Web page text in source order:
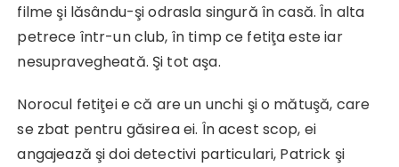
filme şi lăsându-şi odrasla singură în casă. În alta
petrece într-un club, în timp ce fetiţa este iar
nesupravegheată. Şi tot aşa.
Norocul fetiţei e că are un unchi şi o mătuşă, care
se zbat pentru găsirea ei. În acest scop, ei
angajează şi doi detectivi particulari, Patrick şi